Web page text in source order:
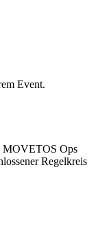
Event.
MOVETOS Ops
Regelkreis